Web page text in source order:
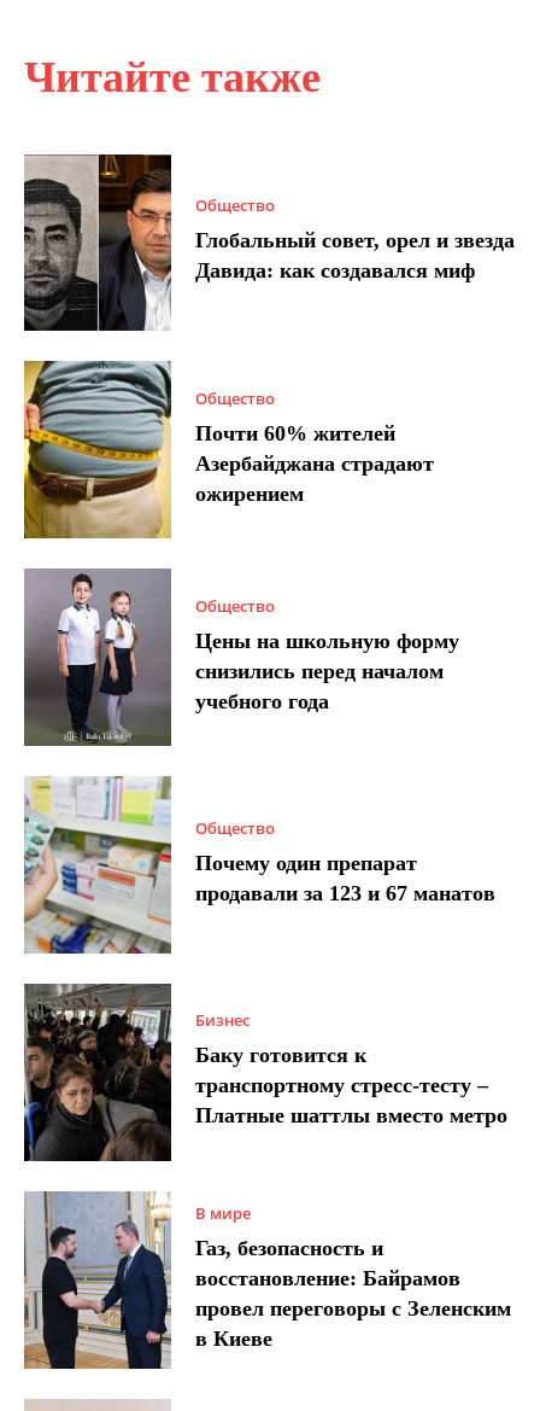
Читайте также
Общество
Глобальный совет, орел и звезда
Давида: как создавался миф
Общество
Почти 60% жителей
Азербайджана страдают
ожирением
Общество
Цены на школьную форму
снизились перед началом
учебного года
Общество
Почему один препарат
продавали за 123 и 67 манатов
Бизнес
Баку готовится к
транспортному стресс-тесту –
Платные шаттлы вместо метро
В мире
Газ, безопасность и
восстановление: Байрамов
провел переговоры с Зеленским
в Киеве